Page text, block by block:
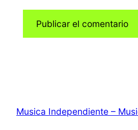
Musica Independiente –